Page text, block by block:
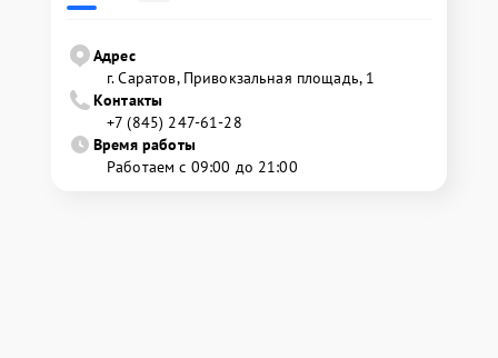
Адрес
г. Саратов, Привокзальная площадь, 1
Контакты
+7 (845) 247-61-28
Время работы
Работаем с 09:00 до 21:00